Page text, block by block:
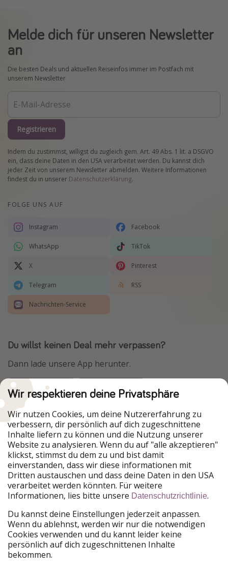
Melde dich für unseren Newsletter
an
Die besten Deals und aktuellen Reiseinfos immer im Postfach mit
unserem Newsletter
Registrieren
Indem du zustimmst, willigst du zugleich gem. Art. 49 Abs. 1 lit. a DSGVO
ein, dass deine Daten in den USA verarbeitet werden. Du kannst dich
jeder Zeit von unserem Newsletter abmelden. Weitere Informationen
findest du in unserer Datenschutzerklärung.
FOLGE UNS AUF
Instagram Facebook
WhatsApp TikTok
X Pinterest
Telegram RSS
Nachrichten-Service
Du willst keinen Deal mehr verpassen?
Dann lade unsere App herunter.
Urlaubspiraten ist Teil der HolidayPirates Group
Unsere Märkte
PiratinViaggio
HolidayPirates
VakantiePiraten
WakacyjniPiraci
VoyagesPirates
Ferienpiraten
Urlaubspiraten
ViajerosPiratas
TravelPirates
HolidayPirates Group
Lerne uns kennen
Über uns
Rechtliches
Wir respektieren deine Privatsphäre
Wir nutzen Cookies, um deine Nutzererfahrung zu
verbessern, dir persönlich auf dich zugeschnittene
Inhalte liefern zu können und die Nutzung unserer
Website zu analysieren. Wenn du auf "alle akzeptieren"
klickst, stimmst du dem zu und bist damit
einverstanden, dass wir diese informationen mit
Dritten austauschen und dass deine Daten in den USA
verarbeitet werden könnten. Für weitere
Informationen, lies bitte unsere Datenschutzrichtlinie.
Du kannst deine Einstellungen jederzeit anpassen.
Wenn du ablehnst, werden wir nur die notwendigen
Cookies verwenden und du kannt leider keine
persönlich auf dich zugeschnittenen Inhalte
bekommen.